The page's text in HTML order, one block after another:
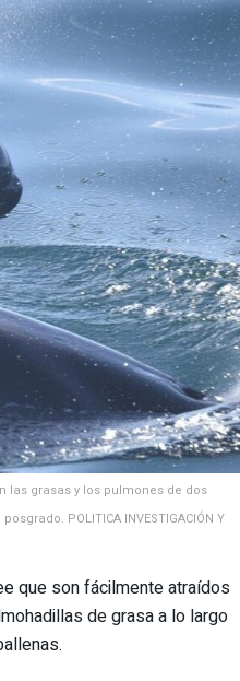
las grasas y los pulmones de dos
POLITICA INVESTIGACIÓN Y
que son fácilmente atraídos
de grasa a lo largo